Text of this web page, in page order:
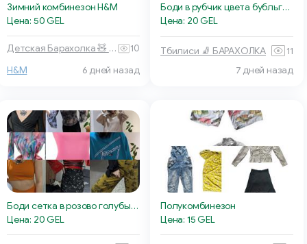
Зимний комбинезон H&M
Цена: 50 GEL
Детская Барахолка 🧸 Батуми
10
H&M
6 дней назад
Боди в рубчик цвета бубльгум
Цена: 20 GEL
Тбилиси 🧦 БАРАХОЛКА
11
7 дней назад
Боди сетка в розово голубые градиенты
Цена: 20 GEL
Полукомбинезон
Цена: 15 GEL